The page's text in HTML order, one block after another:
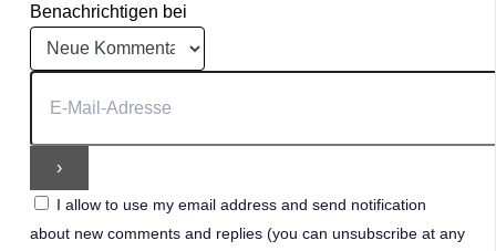
Benachrichtigen bei
I allow to use my email address and send notification
about new comments and replies (you can unsubscribe at any